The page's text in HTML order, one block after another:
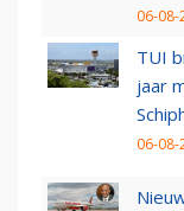
06-08-
TUI
jaar
06-08-